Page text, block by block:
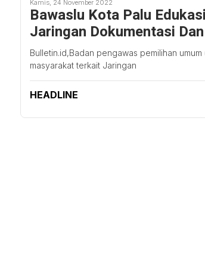
Kamis, 24 November 2022
Bawaslu Kota Palu
Jaringan Dokumentasi
Bulletin.id,Badan pengawas pemilihan
masyarakat terkait Jaringan
HEADLINE